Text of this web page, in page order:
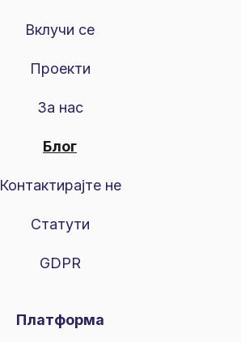
Вклучи се
Проекти
За нас
Блог
Контактирајте не
Статути
GDPR
Платформа